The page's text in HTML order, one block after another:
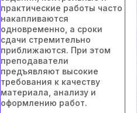
практические работы часто
накапливаются
одновременно, а сроки
сдачи стремительно
приближаются. При этом
преподаватели
предъявляют высокие
требования к качеству
материала, анализу и
оформлению работ.